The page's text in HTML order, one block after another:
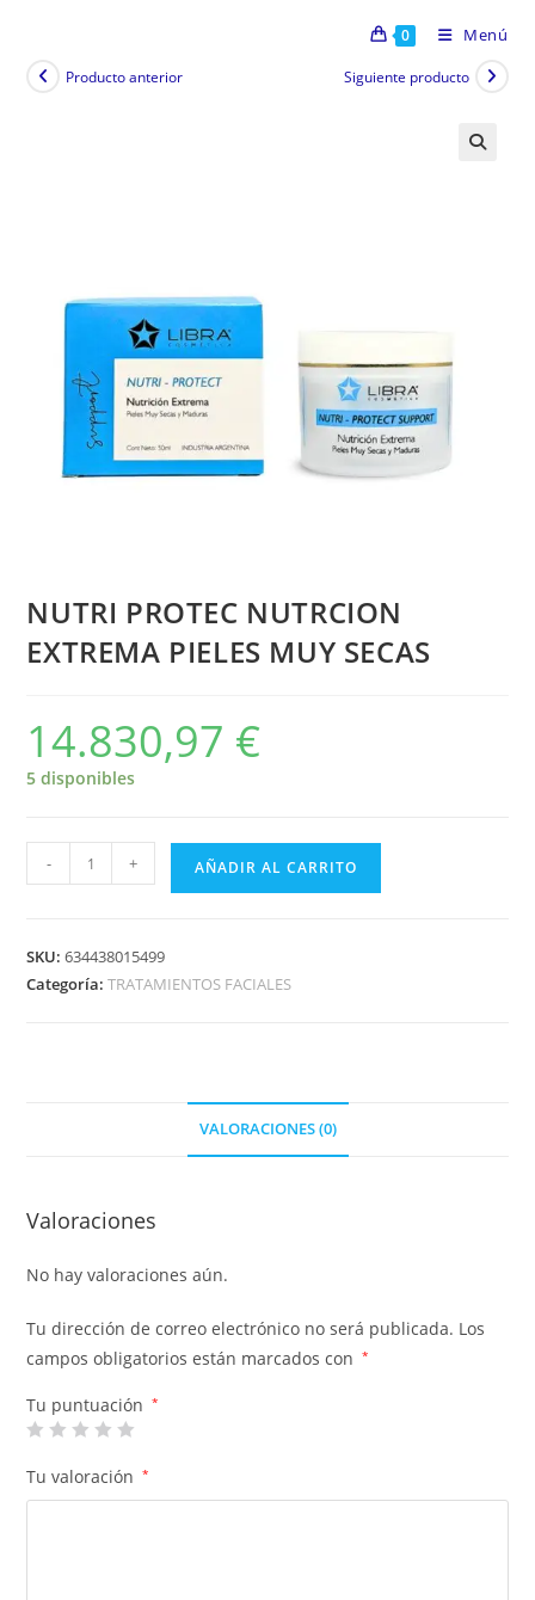
0 Menú
Producto anterior Siguiente producto
NUTRI PROTEC NUTRCION
EXTREMA PIELES MUY SECAS
14.830,97 €
5 disponibles
- + AÑADIR AL CARRITO
SKU:634438015499
Categoría:TRATAMIENTOS FACIALES
VALORACIONES (0)
Valoraciones
No hay valoraciones aún.
Tu dirección de correo electrónico no será publicada. Los
campos obligatorios están marcados con
*
Tu puntuación *
Tu valoración *